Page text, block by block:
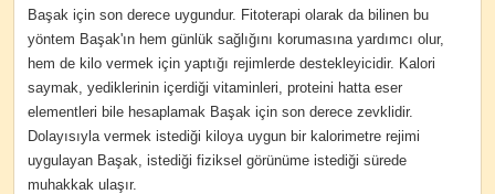
Başak için son derece uygundur. Fitoterapi olarak da bilinen bu
yöntem Başak'ın hem günlük sağlığını korumasına yardımcı olur,
hem de kilo vermek için yaptığı rejimlerde destekleyicidir. Kalori
saymak, yediklerinin içerdiği vitaminleri, proteini hatta eser
elementleri bile hesaplamak Başak için son derece zevklidir.
Dolayısıyla vermek istediği kiloya uygun bir kalorimetre rejimi
uygulayan Başak, istediği fiziksel görünüme istediği sürede
muhakkak ulaşır.